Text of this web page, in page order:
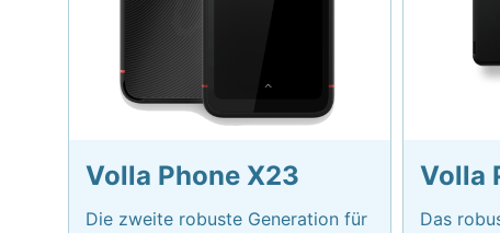
Volla Phone X23
Die zweite robuste Generation für
Volla
Das